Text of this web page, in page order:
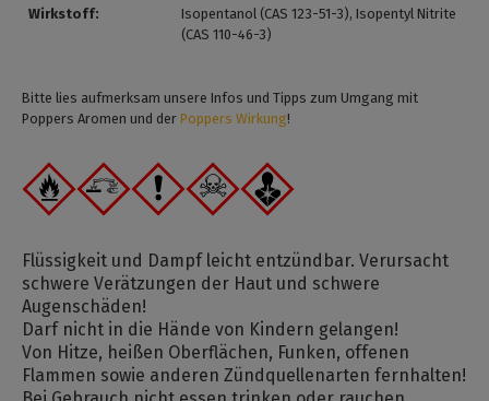
Wirkstoff: Isopentanol (CAS 123-51-3), Isopentyl Nitrite
(CAS 110-46-3)
Bitte lies aufmerksam unsere Infos und Tipps zum Umgang mit
Poppers Aromen und der Poppers Wirkung!
Flüssigkeit und Dampf leicht entzündbar. Verursacht
schwere Verätzungen der Haut und schwere
Augenschäden!
Darf nicht in die Hände von Kindern gelangen!
Von Hitze, heißen Oberflächen, Funken, offenen
Flammen sowie anderen Zündquellenarten fernhalten!